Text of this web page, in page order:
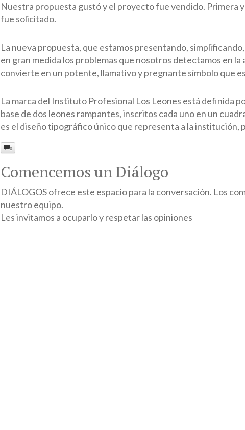
Nuestra propuesta gustó y el proyecto fue vendido. Primera
fue solicitado.
La nueva propuesta, que estamos presentando,
en gran medida los problemas que nosotros detectamos en
convierte en un potente, llamativo y pregnante símbolo que
La marca del Instituto Profesional Los Leones está definida
base de dos leones rampantes, inscritos cada uno en un
es el diseño tipográfico único que representa a la institución,
0
Comencemos un Diálogo
DIÁLOGOS ofrece este espacio para la conversación. Los
nuestro equipo.
Les invitamos a ocuparlo y respetar las opiniones